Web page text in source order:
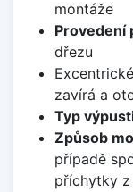
montáže
Provedení
dřezu
zavírá a
Typ
Způsob
případě
příchytky z